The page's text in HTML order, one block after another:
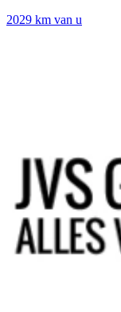
2029 km van u